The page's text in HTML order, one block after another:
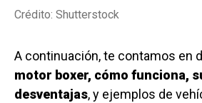
Crédito: Shutterstock
A continuación, te contamos en
motor boxer, cómo funciona,
desventajas, y ejemplos de